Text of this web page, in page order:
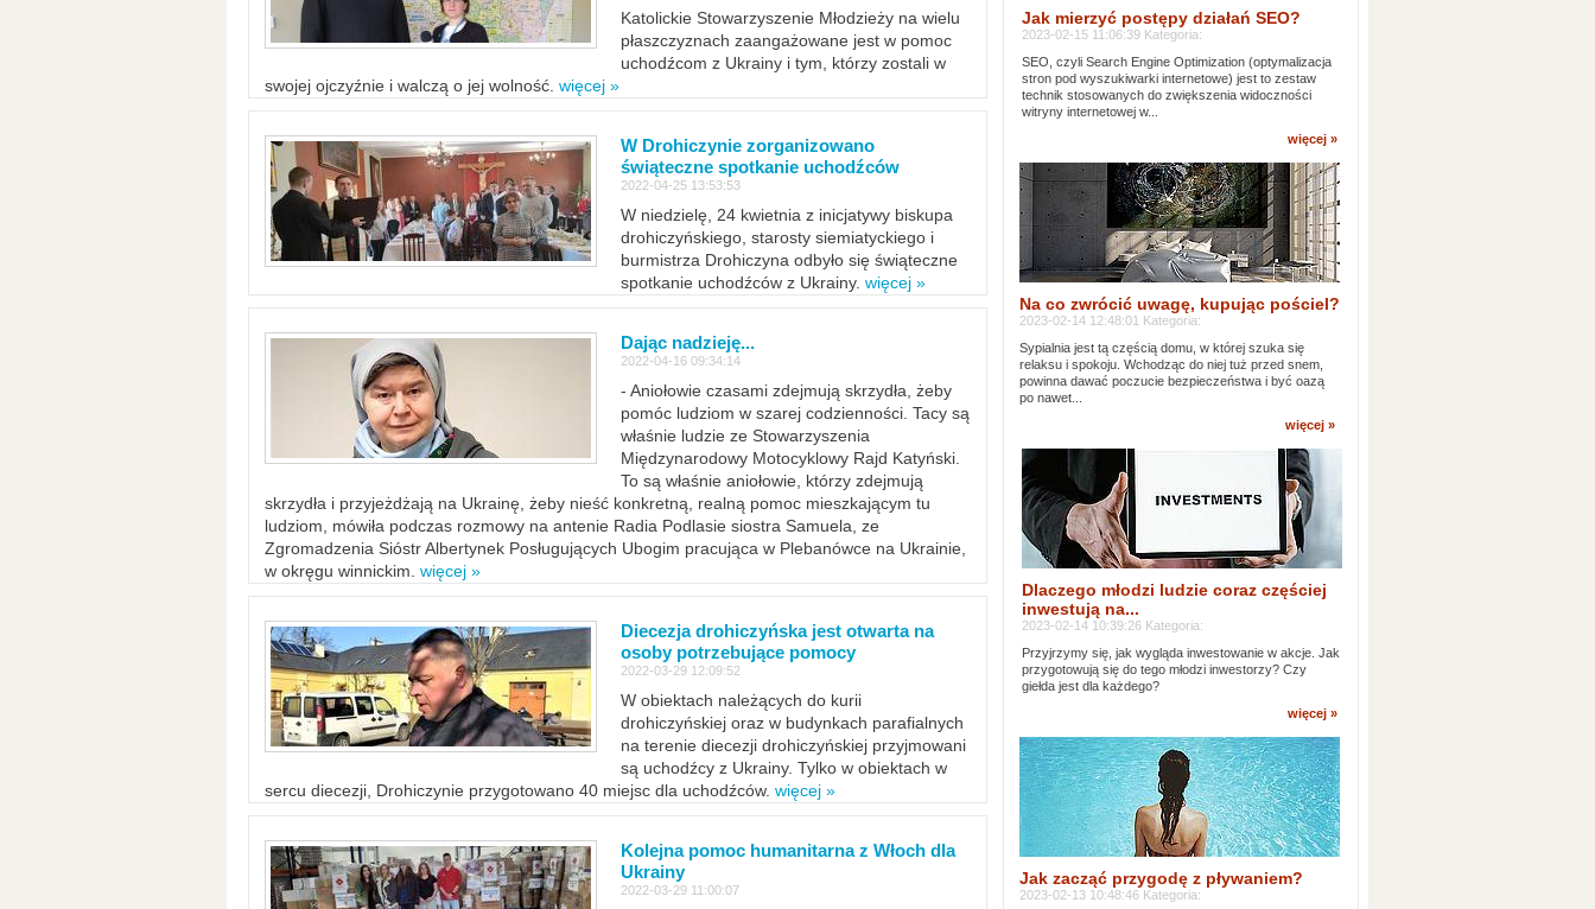
Katolickie Stowarzyszenie Młodzieży na wielu
płaszczyznach zaangażowane jest w pomoc
uchodźcom z Ukrainy i tym, którzy zostali w
swojej ojczyźnie i walczą o jej wolność. więcej »
W Drohiczynie zorganizowano
świąteczne spotkanie uchodźców
2022-04-25 13:53:53
W niedzielę, 24 kwietnia z inicjatywy biskupa
drohiczyńskiego, starosty siemiatyckiego i
burmistrza Drohiczyna odbyło się świąteczne
spotkanie uchodźców z Ukrainy. więcej »
Dając nadzieję...
2022-04-16 09:34:14
- Aniołowie czasami zdejmują skrzydła, żeby
pomóc ludziom w szarej codzienności. Tacy są
właśnie ludzie ze Stowarzyszenia
Międzynarodowy Motocyklowy Rajd Katyński.
To są właśnie aniołowie, którzy zdejmują
skrzydła i przyjeżdżają na Ukrainę, żeby nieść konkretną, realną pomoc mieszkającym tu
ludziom, mówiła podczas rozmowy na antenie Radia Podlasie siostra Samuela, ze
Zgromadzenia Sióstr Albertynek Posługujących Ubogim pracująca w Plebanówce na Ukrainie,
w okręgu winnickim. więcej »
Diecezja drohiczyńska jest otwarta na
osoby potrzebujące pomocy
2022-03-29 12:09:52
W obiektach należących do kurii
drohiczyńskiej oraz w budynkach parafialnych
na terenie diecezji drohiczyńskiej przyjmowani
są uchodźcy z Ukrainy. Tylko w obiektach w
sercu diecezji, Drohiczynie przygotowano 40 miejsc dla uchodźców. więcej »
Kolejna pomoc humanitarna z Włoch dla
Ukrainy
2022-03-29 11:00:07
Jak mierzyć postępy działań SEO?
2023-02-15 11:06:39 Kategoria:
SEO, czyli Search Engine Optimization (optymalizacja
stron pod wyszukiwarki internetowe) jest to zestaw
technik stosowanych do zwiększenia widoczności
witryny internetowej w...
więcej »
Na co zwrócić uwagę, kupując pościel?
2023-02-14 12:48:01 Kategoria:
Sypialnia jest tą częścią domu, w której szuka się
relaksu i spokoju. Wchodząc do niej tuż przed snem,
powinna dawać poczucie bezpieczeństwa i być oazą
po nawet...
więcej »
Dlaczego młodzi ludzie coraz częściej
inwestują na...
2023-02-14 10:39:26 Kategoria:
Przyjrzymy się, jak wygląda inwestowanie w akcje. Jak
przygotowują się do tego młodzi inwestorzy? Czy
giełda jest dla każdego?
więcej »
Jak zacząć przygodę z pływaniem?
2023-02-13 10:48:46 Kategoria: